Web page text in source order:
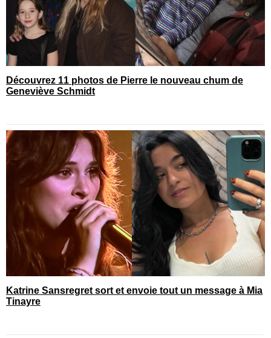
Découvrez 11 photos de Pierre le nouveau chum de
Geneviève Schmidt
Katrine Sansregret sort et envoie tout un message à Mia
Tinayre